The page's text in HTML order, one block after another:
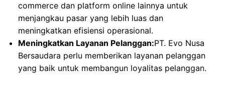
commerce dan platform online lainnya untuk
menjangkau pasar yang lebih luas dan
meningkatkan efisiensi operasional.
Meningkatkan Layanan Pelanggan:PT. Evo Nusa
Bersaudara perlu memberikan layanan pelanggan
yang baik untuk membangun loyalitas pelanggan.